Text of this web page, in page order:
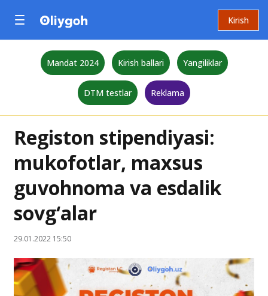
Kirish
Mandat 2024 Kirish ballari Yangiliklar
DTM testlar Reklama
Registon stipendiyasi:
mukofotlar, maxsus
guvohnoma va esdalik
sovg‘alar
29.01.2022 15:50